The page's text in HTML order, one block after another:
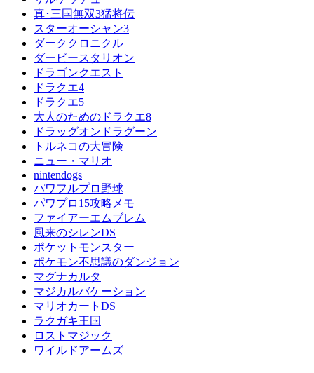
真･三国無双3猛将伝
スターオーシャン3
ダーククロニクル
ダービースタリオン
ドラゴンクエスト
ドラクエ4
ドラクエ5
大人のためのドラクエ8
ドラッグオンドラグーン
トルネコの大冒険
ニュー・マリオ
nintendogs
パワフルプロ野球
パワプロ15攻略メモ
ファイアーエムブレム
風来のシレンDS
ポケットモンスター
ポケモン不思議のダンジョン
マグナカルタ
マジカルバケーション
マリオカートDS
ラクガキ王国
ロストマジック
ワイルドアームズ